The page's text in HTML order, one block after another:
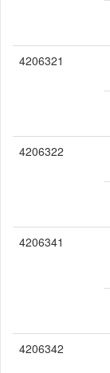
4206321
4206322
4206341
4206342